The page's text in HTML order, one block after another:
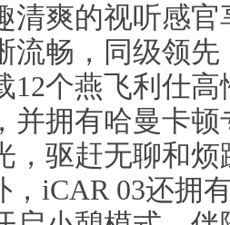
清爽的视听感
流畅，同级领
12个燕飞利仕
并拥有哈曼卡
，驱赶无聊和
，iCAR 03还拥